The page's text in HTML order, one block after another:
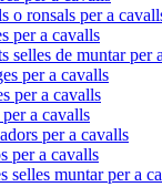
o ronsals per a
per a cavalls
selles de muntar per
per a cavalls
per a cavalls
a cavalls
per a cavalls
per a cavalls
selles muntar per a